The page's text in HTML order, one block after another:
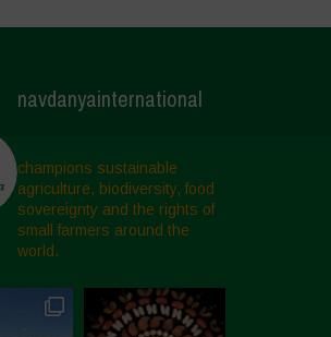
navdanyainternational
champions sustainable
agriculture, biodiversity, food
sovereignty and the rights of
small farmers around the
world.